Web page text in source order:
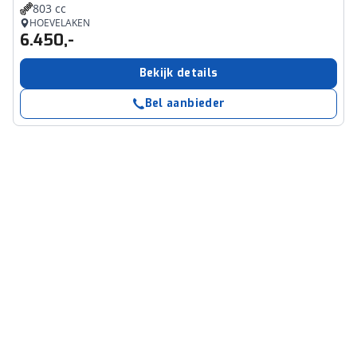
803 cc
HOEVELAKEN
6.450,-
Bekijk details
Bel aanbieder